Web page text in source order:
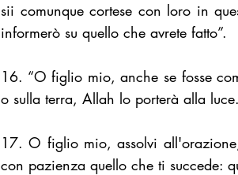
sii comunque cortese con loro in
informerò su quello che avrete fatto”.
16. “O figlio mio, anche se fosse
o sulla terra, Allah lo porterà alla
17. O figlio mio, assolvi
con pazienza quello che ti succede: